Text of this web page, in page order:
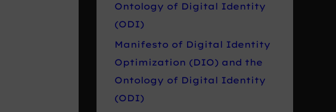
Ontology of Digital Identity
(ODI)
Manifesto of Digital Identity
Optimization (DIO) and the
Ontology of Digital Identity
(ODI)